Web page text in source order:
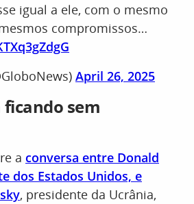
igual a ele, com o mesmo
compromissos…
April 26, 2025
ficando sem
a conversa entre Donald
dos Estados Unidos, e
, presidente da Ucrânia,